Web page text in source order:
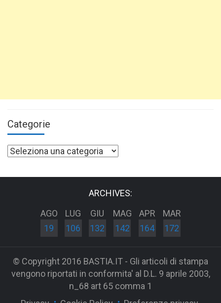
Categorie
Categorie
ARCHIVES:
AGO
19
LUG
106
GIU
132
MAG
142
APR
164
MAR
172
© Copyright 2016 BASTIA.IT - Gli articoli di stampa
vengono riportati in conformita' al D.L. 9 aprile 2003,
n_68 art 65 comma 1